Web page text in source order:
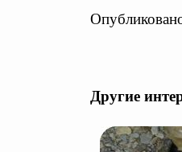
Другие